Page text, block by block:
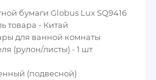
бумаги Globus Lux SQ9416
товара - Китай
для ванной комнаты
(рулон/листы) - 1 шт
(подвесной)